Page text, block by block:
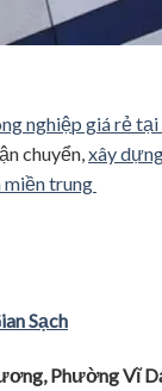
nghiệp giá rẻ
chuyển, xây
miền trung
Sạch
ng, Phường Vĩ